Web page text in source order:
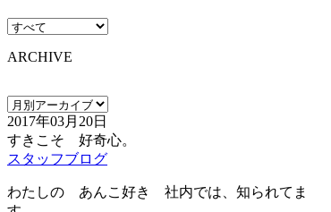
ARCHIVE
2017年03月20日
すきこそ 好奇心。
スタッフブログ
わたしの あんこ好き 社内では、知られてま